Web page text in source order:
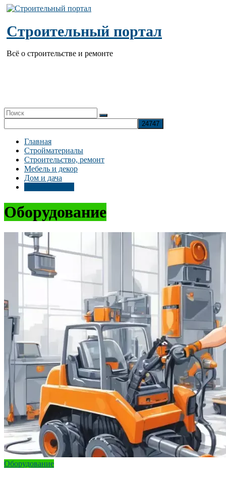
Перейти
содержимому
Строительный портал
Всё о строительстве и ремонте
Главная
Стройматериалы
Строительство, ремонт
Мебель и декор
Дом и дача
Оборудование
Оборудование